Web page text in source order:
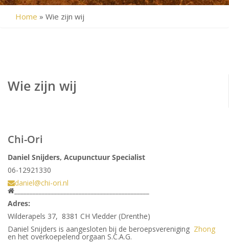
Home » Wie zijn wij
Wie zijn wij
Chi-Ori
Daniel Snijders, Acupunctuur Specialist
06-12921330
daniel@chi-ori.nl
Adres:
Wilderapels 37, 8381 CH Vledder (Drenthe)
Daniel Snijders is aangesloten bij de beroepsvereniging Zhong
en het overkoepelend orgaan S.C.A.G.